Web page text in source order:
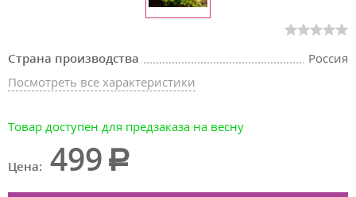
Страна производства
Россия
Посмотреть все характеристики
Товар доступен для предзаказа на весну
Цена: 499